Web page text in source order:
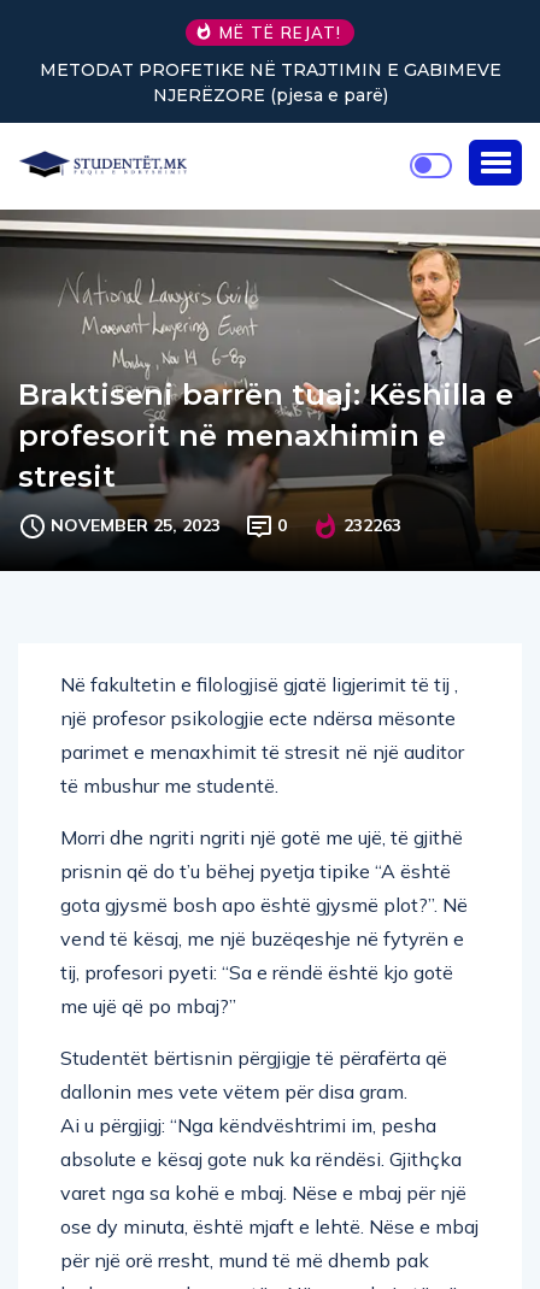
MË TË REJAT!
Nuk keni vullnet për të punuar? Tre truke të vogla
rikthejnë energjinë
Braktiseni barrën tuaj: Këshilla e
profesorit në menaxhimin e
stresit
NOVEMBER 25, 2023 0 232263
Në fakultetin e filologjisë gjatë ligjerimit të tij ,
një profesor psikologjie ecte ndërsa mësonte
parimet e menaxhimit të stresit në një auditor
të mbushur me studentë.
Morri dhe ngriti ngriti një gotë me ujë, të gjithë
prisnin që do t’u bëhej pyetja tipike “A është
gota gjysmë bosh apo është gjysmë plot?”. Në
vend të kësaj, me një buzëqeshje në fytyrën e
tij, profesori pyeti: “Sa e rëndë është kjo gotë
me ujë që po mbaj?”
Studentët bërtisnin përgjigje të përafërta që
dallonin mes vete vëtem për disa gram.
Ai u përgjigj: “Nga këndvështrimi im, pesha
absolute e kësaj gote nuk ka rëndësi. Gjithçka
varet nga sa kohë e mbaj. Nëse e mbaj për një
ose dy minuta, është mjaft e lehtë. Nëse e mbaj
për një orë rresht, mund të më dhemb pak